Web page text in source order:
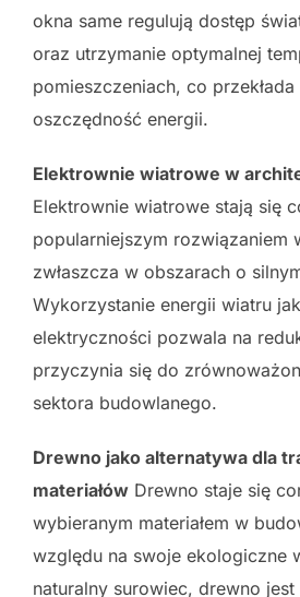
okna same regulują dostęp
oraz utrzymanie optymalnej
pomieszczeniach, co przekłada
oszczędność energii.
Elektrownie wiatrowe w
Elektrownie wiatrowe stają się
popularniejszym rozwiązaniem
zwłaszcza w obszarach o
Wykorzystanie energii wiatru
elektryczności pozwala na
przyczynia się do
sektora budowlanego.
Drewno jako alternatywa dla
materiałów Drewno staje się
wybieranym materiałem w
względu na swoje ekologiczne
naturalny surowiec, drewno